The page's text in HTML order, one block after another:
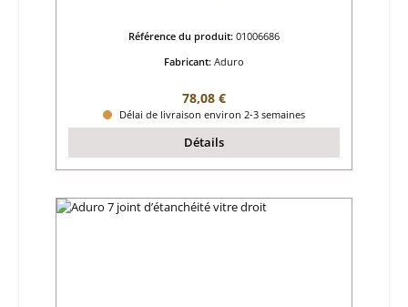
Référence du produit: 01006686
Fabricant: Aduro
Prix régulier :
78,08 €
Délai de livraison environ 2-3 semaines
Détails